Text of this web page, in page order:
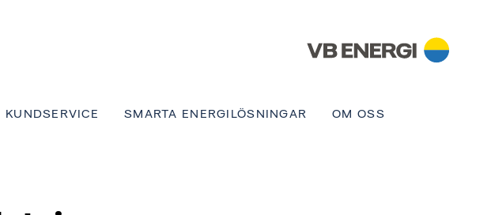
KUNDSERVICE SMARTA ENERGILÖSNINGAR OM OSS